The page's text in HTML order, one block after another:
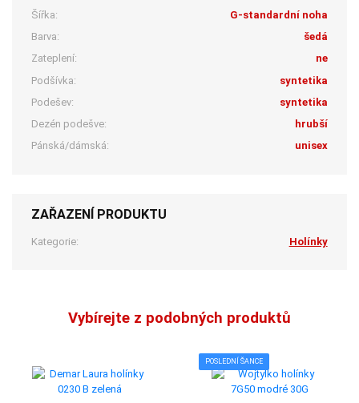
Šířka:
G-standardní noha
Barva:
šedá
Zateplení:
ne
Podšívka:
syntetika
Podešev:
syntetika
Dezén podešve:
hrubší
Pánská/dámská:
unisex
ZAŘAZENÍ PRODUKTU
Kategorie: Holínky
Vybírejte z podobných produktů
POSLEDNÍ ŠANCE